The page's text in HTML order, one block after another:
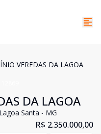
VEREDAS DA LAGOA
DA LAGOA
Santa - MG
R$ 2.350.000,00